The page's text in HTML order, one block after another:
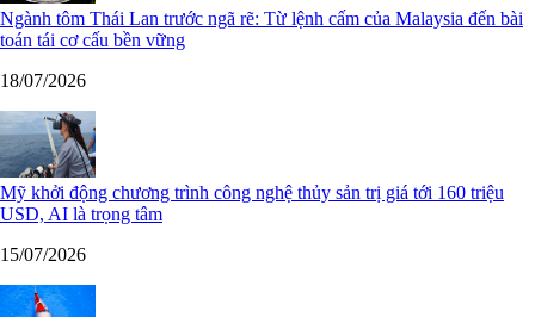
Ngành tôm Thái Lan trước ngã rẽ: Từ lệnh cấm của Malaysia đến bài
toán tái cơ cấu bền vững
18/07/2026
Mỹ khởi động chương trình công nghệ thủy sản trị giá tới 160 triệu
USD, AI là trọng tâm
15/07/2026